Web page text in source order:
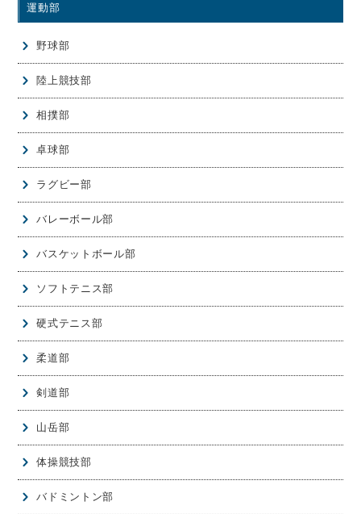
運動部
野球部
陸上競技部
相撲部
卓球部
ラグビー部
バレーボール部
バスケットボール部
ソフトテニス部
硬式テニス部
柔道部
剣道部
山岳部
体操競技部
バドミントン部